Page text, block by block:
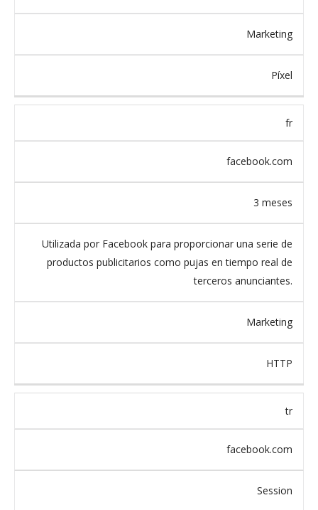
Marketing
Píxel
fr
facebook.com
3 meses
Utilizada por Facebook para proporcionar una serie de
productos publicitarios como pujas en tiempo real de
terceros anunciantes.
Marketing
HTTP
tr
facebook.com
Session